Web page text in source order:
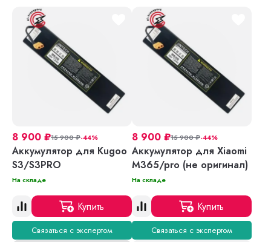
8 900 ₽15 900₽-44%
Аккумулятор для Kugoo
S3/S3PRO
На складе
Купить
Связаться с экспертом
8 900 ₽15 900₽-44%
Аккумулятор для Xiaomi
M365/pro (не оригинал)
На складе
Купить
Связаться с экспертом